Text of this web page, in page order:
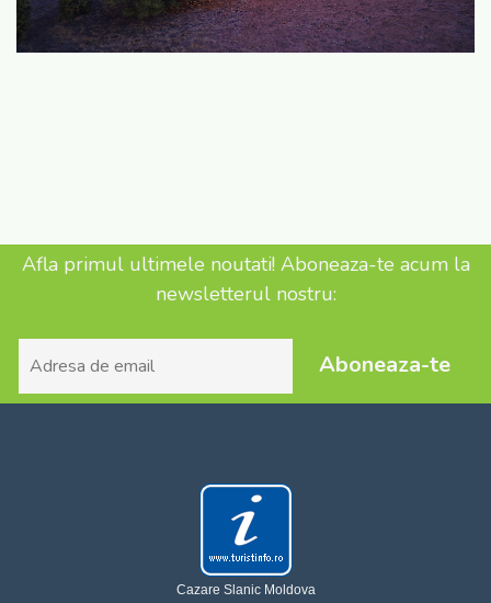
Afla primul ultimele noutati! Aboneaza-te acum la
newsletterul nostru:
Aboneaza-te
Cazare Slanic Moldova